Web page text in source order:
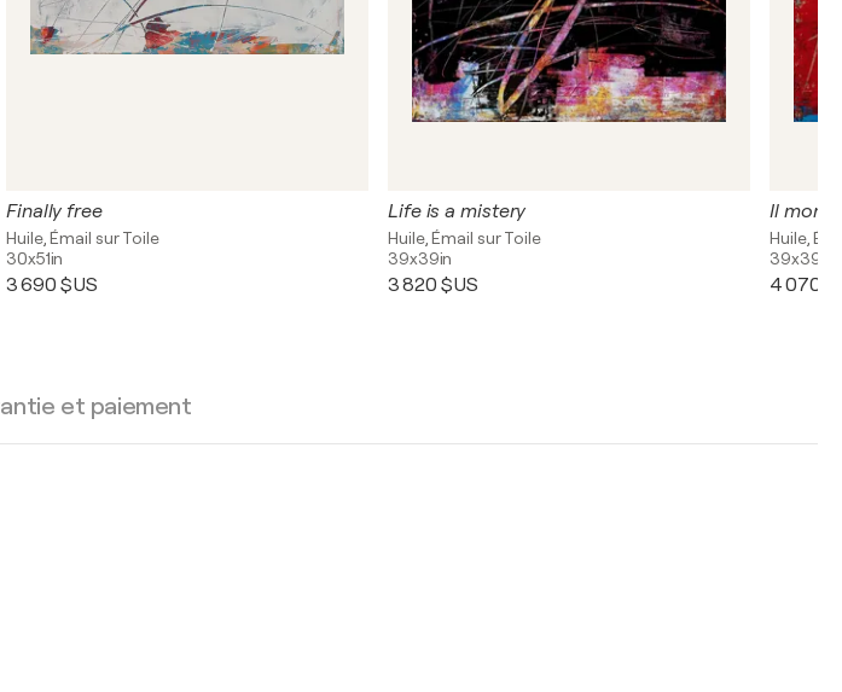
Finally free
Huile, Émail sur Toile
30x51in
3 690 $US
Life is a mistery
Huile, Émail sur Toile
39x39in
3 820 $US
Il
Huile,
39x39in
4 070
et paiement